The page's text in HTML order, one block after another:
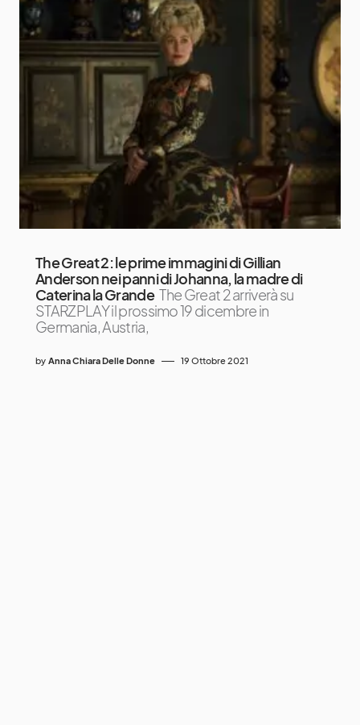
The Great 2: le prime immagini di Gillian
Anderson nei panni di Johanna, la madre di
Caterina la Grande The Great 2 arriverà su
STARZPLAY il prossimo 19 dicembre in
Germania, Austria,
by Anna Chiara Delle Donne 19 Ottobre 2021